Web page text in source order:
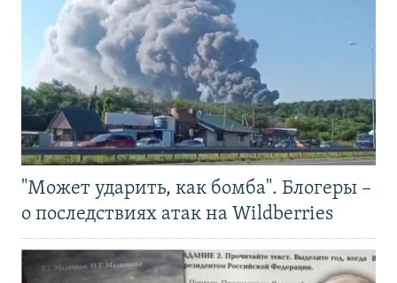
"Может ударить, как бомба". Блогеры –
о последствиях атак на Wildberries